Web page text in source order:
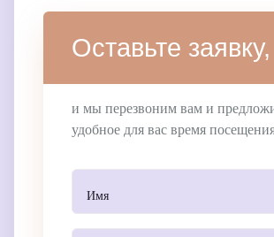
Оставьте заявку,
и мы перезвоним вам и
удобное для вас время